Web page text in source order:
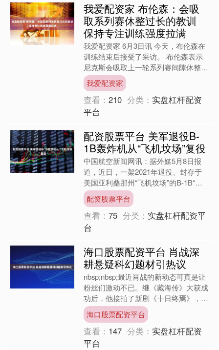
我爱配资家 布伦森：会吸
取系列赛休整过长的教训
保持专注训练强度拉满
我爱配资家 6月3日讯 今天，布伦森在
训练结束后接受了采访。 布伦森表示
尼克斯会吸取上一轮系列赛间隙休整的
教训，并将其用在总决赛备战中。布伦
森表示：“全队专注力....
我爱配资家
查看：210 分类： 实盘杠杆配资
平台
配资股票平台 美军退役B-
1B轰炸机从“飞机坟场”复役
中国航空新闻网讯：据外媒5月8日报
道，近日，一架2021年退役、封存于
美国亚利桑那州“飞机坟场”的B-1B“枪
骑兵”重型轰炸机，经两年全面翻修后
重返蓝天，这是近....
配资股票平台
查看：75 分类： 实盘杠杆配资平
台
海口股票配资平台 肖战深
耕悬疑科幻题材引热议
nbsp;nbsp;最近肖战的新动态可真是让
粉丝们激动不已。继《藏海传》大获成
功后，他接拍了新剧《十日终焉》，这
可是中式无限流悬疑题材的扛把子作
品。开机消息一出....
海口股票配资平台
查看： 147 分类： 实盘杠杆配资
平台